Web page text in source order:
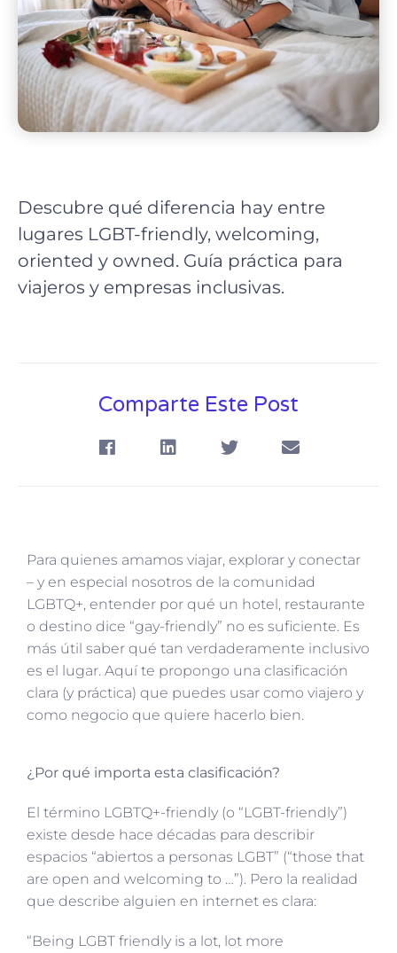
Descubre qué diferencia hay entre
lugares LGBT-friendly, welcoming,
oriented y owned. Guía práctica para
viajeros y empresas inclusivas.
Comparte Este Post
Para quienes amamos viajar, explorar y conectar
– y en especial nosotros de la comunidad
LGBTQ+, entender por qué un hotel, restaurante
o destino dice “gay-friendly” no es suficiente. Es
más útil saber qué tan verdaderamente inclusivo
es el lugar. Aquí te propongo una clasificación
clara (y práctica) que puedes usar como viajero y
como negocio que quiere hacerlo bien.
¿Por qué importa esta clasificación?
El término LGBTQ+-friendly (o “LGBT-friendly”)
existe desde hace décadas para describir
espacios “abiertos a personas LGBT” (“those that
are open and welcoming to …”). Pero la realidad
que describe alguien en internet es clara:
“Being LGBT friendly is a lot, lot more